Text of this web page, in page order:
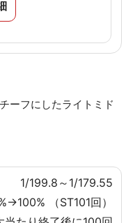
ーフにしたライトミド
1/199.8～1/179.55
（ST101回）